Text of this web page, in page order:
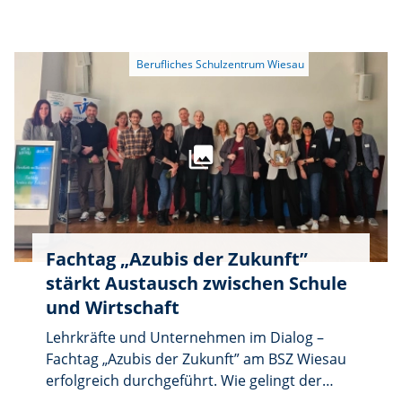
Bayern zu erreichen und diese bei der
Orientierung und Entscheidung für eine
Ausbildung oder eine Weiterbildung zu
unterstützen. Gleichzeitig wird den
Unternehmen vor Ort die Möglichkeit
geboten, sich dem Fachkräftenachwuchs
vorzustellen.
Fachtag „Azubis der Zukunft”
stärkt Austausch zwischen Schule
und Wirtschaft
Lehrkräfte und Unternehmen im Dialog –
Fachtag „Azubis der Zukunft” am BSZ Wiesau
erfolgreich durchgeführt. Wie gelingt der